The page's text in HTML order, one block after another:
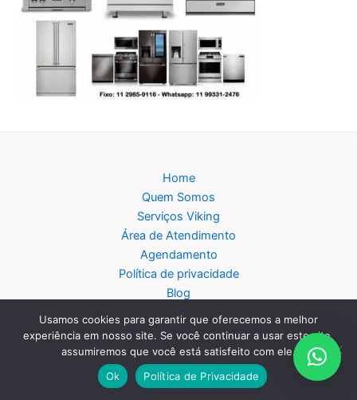
Home
Quem Somos
Serviços Viking
Área de Atendimento
Agendamento
Política de privacidade
Blog
Mapa do Site
Copyright © 2026 Assistência Técnica Viking - Central de
Usamos cookies para garantir que oferecemos a melhor
experiência em nosso site. Se você continuar a usar este site,
assumiremos que você está satisfeito com ele.
Ok
Política de Privacidade